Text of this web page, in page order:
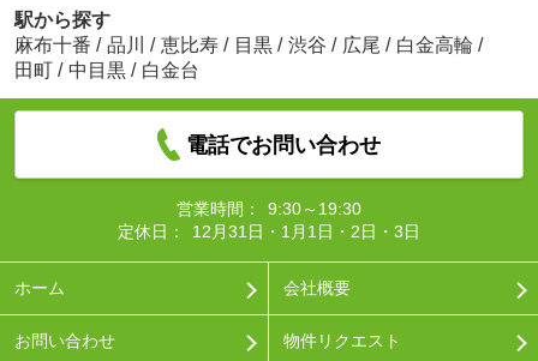
駅から探す
麻布十番 / 品川 / 恵比寿 / 目黒 / 渋谷 / 広尾 / 白金高輪 /
田町 / 中目黒 / 白金台
電話でお問い合わせ
営業時間：
9:30～19:30
定休日：
12月31日・1月1日・2日・3日
ホーム 会社概要
お問い合わせ 物件リクエスト